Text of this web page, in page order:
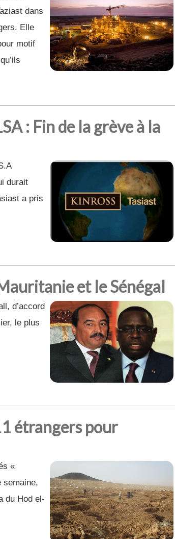
dans
Elle
motif
: Fin de la grève à la
durait
a pris
et le Sénégal
d’accord
le plus
étrangers pour
«
semaine,
du Hod el-